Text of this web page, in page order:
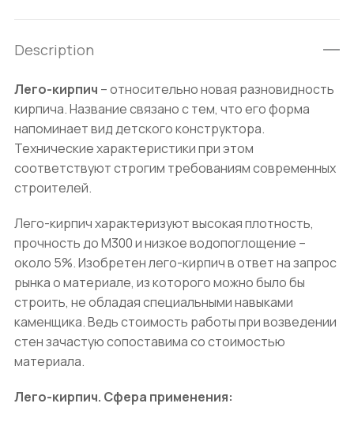
Description
Лего-кирпич – относительно новая разновидность
кирпича. Название связано с тем, что его форма
напоминает вид детского конструктора.
Технические характеристики при этом
соответствуют строгим требованиям современных
строителей.
Лего-кирпич характеризуют высокая плотность,
прочность до М300 и низкое водопоглощение –
около 5%. Изобретен лего-кирпич в ответ на запрос
рынка о материале, из которого можно было бы
строить, не обладая специальными навыками
каменщика. Ведь стоимость работы при возведении
стен зачастую сопоставима со стоимостью
материала.
Лего-кирпич. Сфера применения: